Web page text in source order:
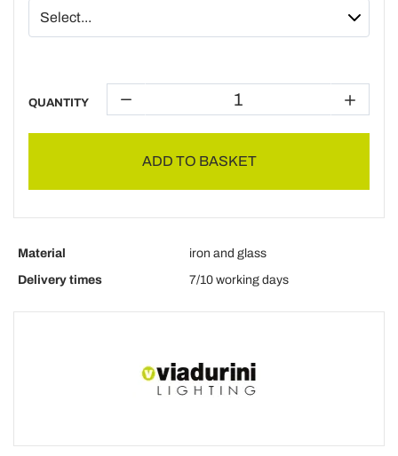
QUANTITY
ADD TO BASKET
Material
iron and glass
Delivery times
7/10 working days